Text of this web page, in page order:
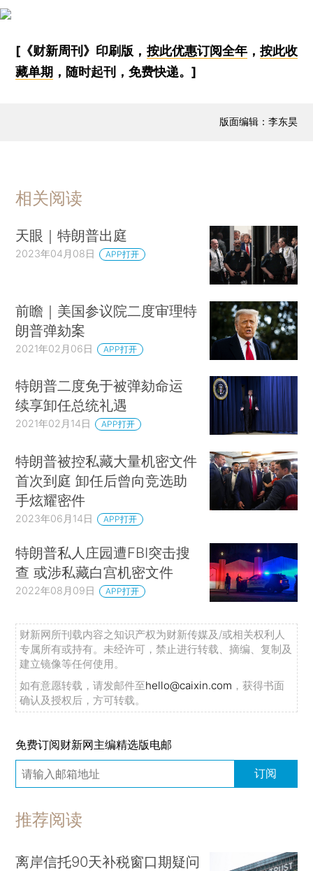
[《财新周刊》印刷版， 按此优惠订阅全年， 按此收
藏单期 ，随时起刊，免费快递。]
版面编辑：李东昊
相关阅读
天眼｜特朗普出庭
2023年04月08日 APP打开
前瞻｜美国参议院二度审理特
朗普弹劾案
2021年02月06日 APP打开
特朗普二度免于被弹劾命运
续享卸任总统礼遇
2021年02月14日 APP打开
特朗普被控私藏大量机密文件
首次到庭 卸任后曾向竞选助
手炫耀密件
2023年06月14日 APP打开
特朗普私人庄园遭FBI突击搜
查 或涉私藏白宫机密文件
2022年08月09日 APP打开
财新网所刊载内容之知识产权为财新传媒及/或相关权利人
专属所有或持有。未经许可，禁止进行转载、摘编、复制及
建立镜像等任何使用。
如有意愿转载，请发邮件至hello@caixin.com ，获得书面
确认及授权后，方可转载。
免费订阅财新网主编精选版电邮
订阅
推荐阅读
离岸信托90天补税窗口期疑问